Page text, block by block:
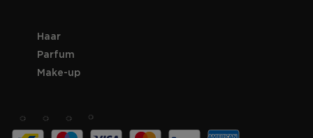
Haar
Parfum
Make-up